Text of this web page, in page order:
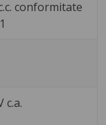
conformitate
c.a.